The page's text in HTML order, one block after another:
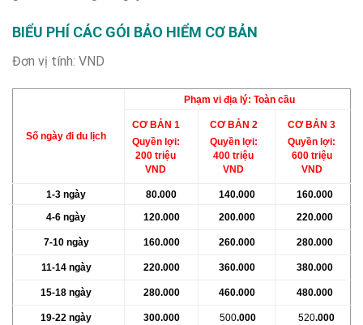
BIỂU PHÍ CÁC GÓI BẢO HIỂM CƠ BẢN
Đơn vị tính: VND
Số ngày đi du lịch
Phạm vi địa lý: Toàn cầu
CƠ BẢN 1
Quyền lợi:
200 triệu
VND
CƠ BẢN 2
Quyền lợi:
400 triệu
VND
CƠ BẢN 3
Quyền lợi:
600 triệu
VND
1-3 ngày 80.000 140.000 160.000
4-6 ngày 120.000 200.000 220.000
7-10 ngày 160.000 260.000 280.000
11-14 ngày 220.000 360.000 380.000
15-18 ngày 280.000 460.000 480.000
19-22ngày 300.000 500.000 520.000